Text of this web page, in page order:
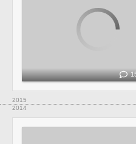
2015
2014